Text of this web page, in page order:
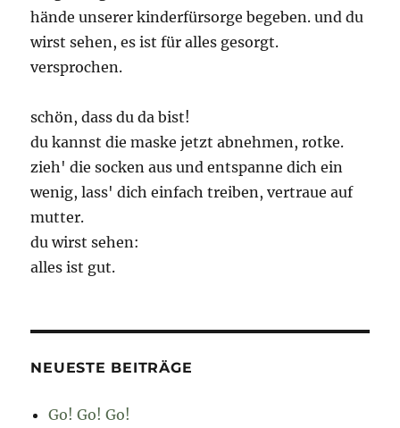
hände unserer kinderfürsorge begeben. und du
wirst sehen, es ist für alles gesorgt.
versprochen.
schön, dass du da bist!
du kannst die maske jetzt abnehmen, rotke.
zieh' die socken aus und entspanne dich ein
wenig, lass' dich einfach treiben, vertraue auf
mutter.
du wirst sehen:
alles ist gut.
NEUESTE BEITRÄGE
Go! Go! Go!